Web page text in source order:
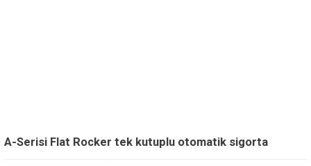
A-Serisi Flat Rocker tek kutuplu otomatik sigorta